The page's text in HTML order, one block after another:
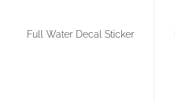
Full Water Decal Sticker